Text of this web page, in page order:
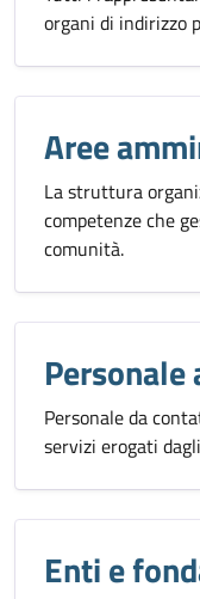
organi di indirizzo
Aree
La struttura
competenze che
comunità.
Personale da
servizi erogati
Enti e